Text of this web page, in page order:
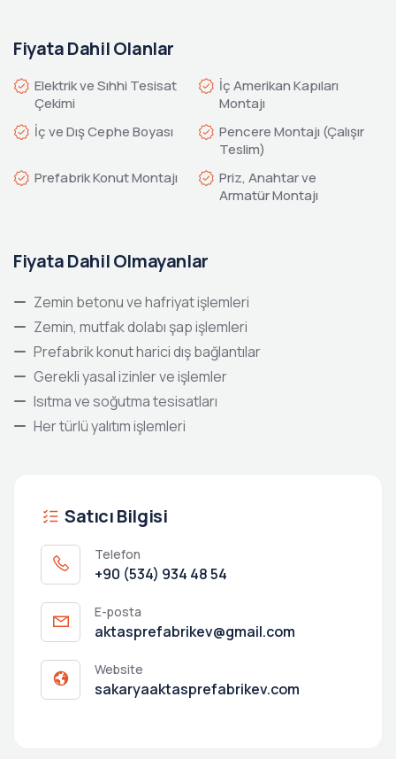
Fiyata Dahil Olanlar
Elektrik ve Sıhhi Tesisat
Çekimi
İç Amerikan Kapıları
Montajı
İç ve Dış Cephe Boyası
Pencere Montajı (Çalışır
Teslim)
Prefabrik Konut Montajı
Priz, Anahtar ve
Armatür Montajı
Fiyata Dahil Olmayanlar
Zemin betonu ve hafriyat işlemleri
Zemin, mutfak dolabı şap işlemleri
Prefabrik konut harici dış bağlantılar
Gerekli yasal izinler ve işlemler
Isıtma ve soğutma tesisatları
Her türlü yalıtım işlemleri
Satıcı Bilgisi
Telefon
+90 (534) 934 48 54
E-posta
aktasprefabrikev@gmail.com
Website
sakaryaaktasprefabrikev.com